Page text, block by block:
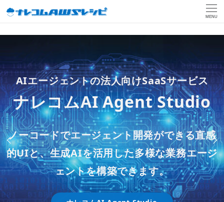
MENU
AIエージェントの法人向けSaaSサービス
ナレコムAI Agent Studio
ノーコードでエージェント開発ができる直感
的UIと、生成AIを活用した多様な業務エージ
ェントを構築できます。
ー 生成AIチャットボットの法人向けSaaSソ
リューション ー
ナレコムAI Chatbot
スモールスタートが可能な料金プランを採用
しており、生成AIを試したい部門での導入か
ら本格的な全社展開まで、幅広くご利用いた
だけます。
生成AI新サービス
Amazon Bedrockを活用し
た
DX支援サービス
Amazon Bedrockとは
ー 伴走型サービスでお客様の内製化をご支援
しますー
データ分析内製化支援 on
Databricks
詳細を見る
「Databricks on AWS」とAWSの各種サービ
スを使用し、
お客様のAWS 環境に蓄積されたデータの活
用支援を行います
「内製化支援推進AWS パー
トナー」に認定
ー生成AIや自動化システムを利用し、
効率的かつ高品質なクラウド利用をサポート
しますー
クラウド監視・保守サービ
ス
powered by ナレコムAI
ー 大企業も採用する ー
クラウドAIのプロジェクト
どう進めるの？
詳しい情報を見る